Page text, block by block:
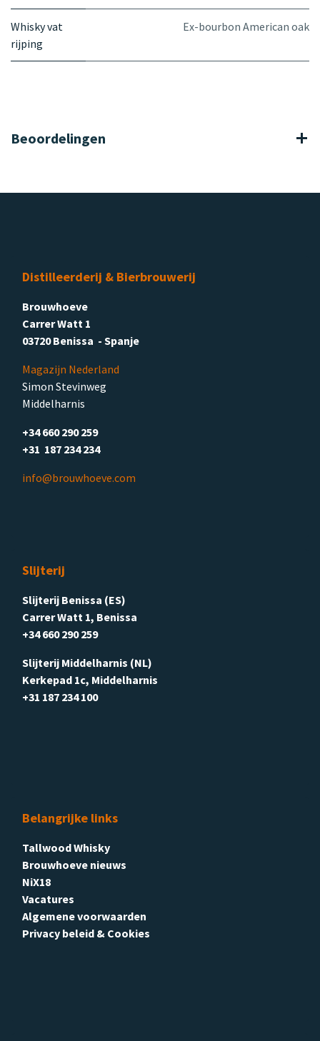
Whisky vat
rijping
Ex-bourbon American oak
Beoordelingen
Distilleerderij & Bierbrouwerij
Brouwhoeve
Carrer Watt 1
03720 Benissa - Spanje
Magazijn Nederland
Simon Stevinweg
Middelharnis
+34 660 290 259
+31 187 234 234
info@brouwhoeve.com
Slijterij
Slijterij Benissa (ES)
Carrer Watt 1, Benissa
+34 660 290 259
Slijterij Middelharnis (NL)
Kerkepad 1c, Middelharnis
+31 187 234 100
Belangrijke links
Tallwood Whisky
Brouwhoeve nieuws
NiX18
Vacatures
Algemene voorwaarden
Privacy beleid & Cookies